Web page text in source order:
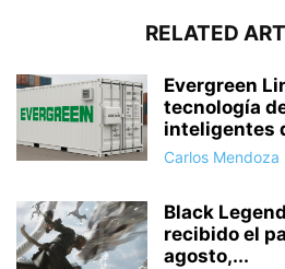
RELATED
Evergreen
tecnología
inteligentes
Carlos Mendoza
Black
recibido el
agosto,...